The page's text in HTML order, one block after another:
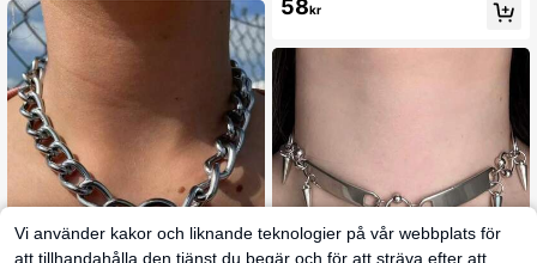
58kr
Vi använder kakor och liknande teknologier på vår webbplats för
att tillhandahålla den tjänst du begär och för att sträva efter att